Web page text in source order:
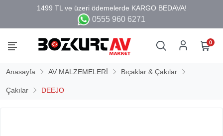
0555 960 6271
0
Anasayfa AV MALZEMELERİ Bıçaklar & Çakılar
Çakılar DEEJO